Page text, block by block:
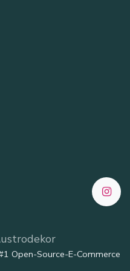
Open-Source-E-Commerce